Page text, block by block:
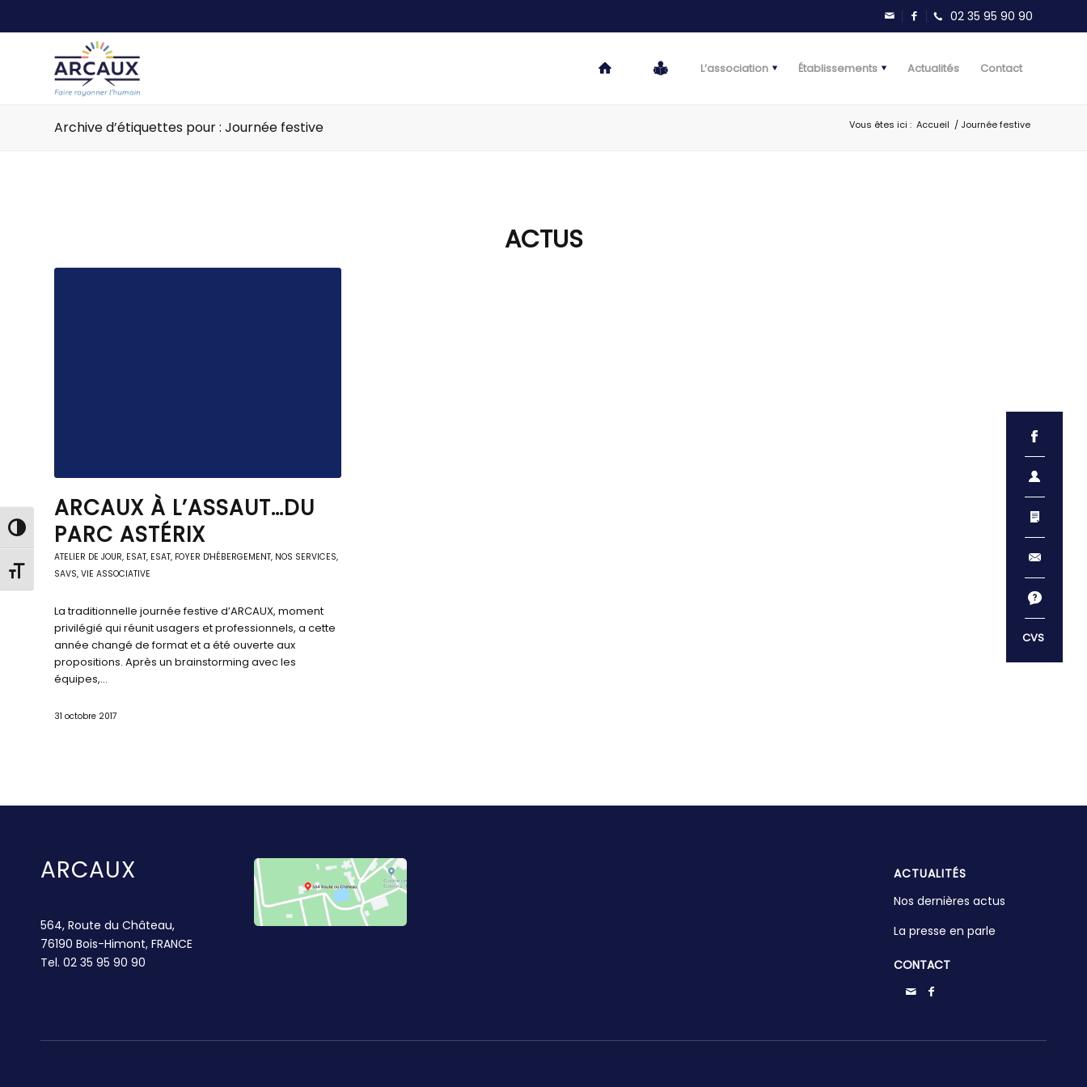
Passer en contraste élevé
Changer la taille de la police
L’association Établissements Actualités Contact
Archive d’étiquettes pour : Journée festive Vous êtes ici : Accueil / Journée festive
ACTUS
ARCAUX À L’ASSAUT…DU
PARC ASTÉRIX
ATELIER DE JOUR, ESAT, ESAT, FOYER D'HÉBERGEMENT, NOS SERVICES,
SAVS, VIE ASSOCIATIVE
La traditionnelle journée festive d’ARCAUX, moment
privilégié qui réunit usagers et professionnels, a cette
année changé de format et a été ouverte aux
propositions. Après un brainstorming avec les
équipes,…
31 octobre 2017
ARCAUX
564, Route du Château,
76190 Bois-Himont, FRANCE
Tel. 02 35 95 90 90
ACTUALITÉS
Nos dernières actus
La presse en parle
CONTACT